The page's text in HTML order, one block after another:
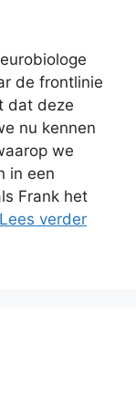
de frontlinie
dat deze
nu kennen
we
in een
Frank het
Lees verder